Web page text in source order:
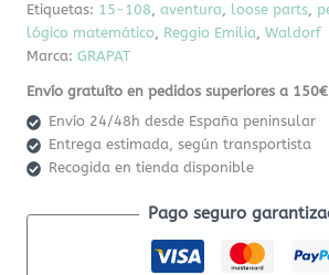
Etiquetas: 15-108,aventura, loose parts,
lógico matemático, Reggio Emilia,Waldorf
Marca:GRAPAT
Envío gratuíto en pedidos superiores a
Envío 24/48h desde España peninsular
Entrega estimada, según transportista
Recogida en tienda disponible
Pago seguro